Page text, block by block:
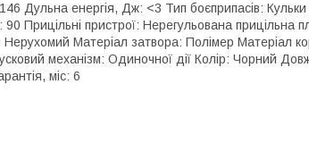
Дульна енергія, Дж: <3 Тип боєприпасів:
Прицільні пристрої: Нерегульована прицільна
Матеріал затвора: Полімер Матеріал
механізм: Одиночної дії Колір: Чорний
міс: 6